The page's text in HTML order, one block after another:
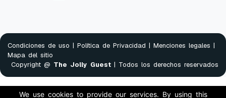
Condiciones de uso | Política de Privacidad | Menciones legales |
Mapa del sitio
Copyright @ The Jolly Guest | Todos los derechos reservados
We use cookies to provide our services. By using this